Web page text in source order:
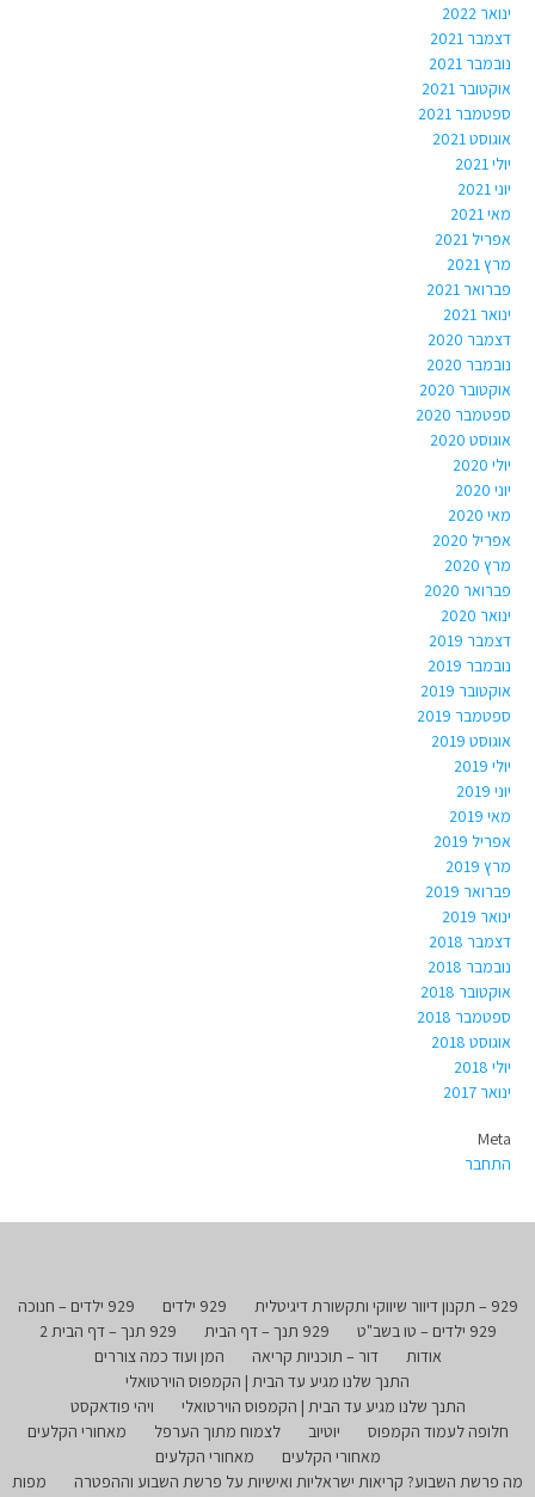
ינואר 2022
דצמבר 2021
נובמבר 2021
אוקטובר 2021
ספטמבר 2021
אוגוסט 2021
יולי 2021
יוני 2021
מאי 2021
אפריל 2021
מרץ 2021
פברואר 2021
ינואר 2021
דצמבר 2020
נובמבר 2020
אוקטובר 2020
ספטמבר 2020
אוגוסט 2020
יולי 2020
יוני 2020
מאי 2020
אפריל 2020
מרץ 2020
פברואר 2020
ינואר 2020
דצמבר 2019
נובמבר 2019
אוקטובר 2019
ספטמבר 2019
אוגוסט 2019
יולי 2019
יוני 2019
מאי 2019
אפריל 2019
מרץ 2019
פברואר 2019
ינואר 2019
דצמבר 2018
נובמבר 2018
אוקטובר 2018
ספטמבר 2018
אוגוסט 2018
יולי 2018
ינואר 2017
Meta
התחבר
929 – תקנון דיוור שיווקי ותקשורת דיגיטלית 929 ילדים
929 ילדים – חנוכה
929 ילדים – טו בשב"ט
929 תנך – דף הבית
929 תנך – דף הבית 2
אודות
דור – תוכניות קריאה
המן ועוד כמה צוררים
התנך שלנו מגיע עד הבית | הקמפוס הוירטואלי
התנך שלנו מגיע עד הבית | הקמפוס הוירטואלי
ויהי פודאקסט
חלופה לעמוד הקמפוס
יוטיוב לצמוח מתוך הערפל
מאחורי הקלעים
מאחורי הקלעים
מאחורי הקלעים
מה פרשת השבוע? קריאות ישראליות ואישיות על פרשת השבוע וההפטרה
מפות